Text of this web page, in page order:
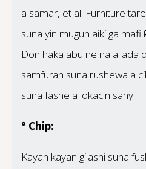
a samar, et al. Furniture
suna yin mugun aiki ga mafi
Don haka abu ne na al'ada
samfuran suna rushewa a
suna fashe a lokacin sanyi.
° Chip:
Kayan kayan gilashi suna